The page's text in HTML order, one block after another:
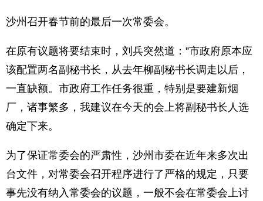
沙州召开春节前的最后一次常委会。
在原有议题将要结束时，刘兵突然道：”市政府原本应
该配置两名副秘书长，从去年柳副秘书长调走以后，
一直缺额。市政府工作任务很重，特别是要建新烟
厂，诸事繁多，我建议在今天的会上将副秘书长人选
确定下来。
为了保证常委会的严肃性，沙州市委在近年来多次出
台文件，对常委会召开程序进行了严格的规定，只要
事先没有纳入常委会的议题，一般不会在常委会上讨